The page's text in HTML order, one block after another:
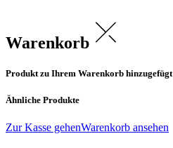
Warenkorb
Produkt zu Ihrem Warenkorb hinzugefügt
Ähnliche Produkte
Zur Kasse gehenWarenkorb ansehen